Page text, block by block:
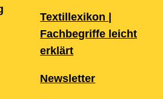
Textillexikon |
Fachbegriffe leicht
erklärt
Newsletter